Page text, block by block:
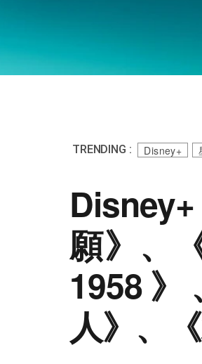
TRENDING : Disney+
願》、
1958
人》、